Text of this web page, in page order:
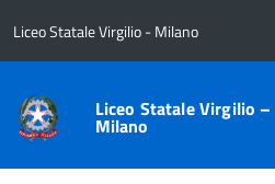
Liceo Statale Virgilio - Milano
Liceo Statale Virgilio –
Milano